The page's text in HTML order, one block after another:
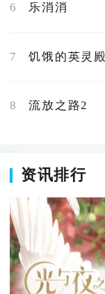
6 乐消消
7 饥饿的英灵殿
8 流放之路2
资讯排行